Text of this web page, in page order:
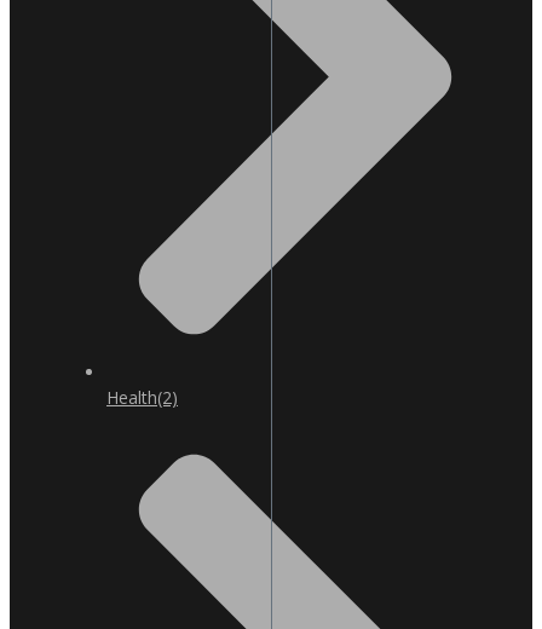
Health(2)